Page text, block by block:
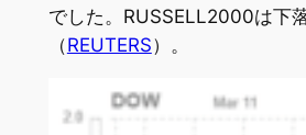
でした。RUSSELL2000は下
（REUTERS）。